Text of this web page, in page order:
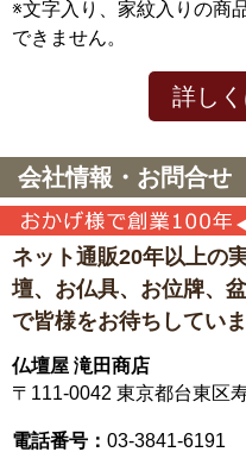
※文字入り、家紋入りの商
できません。
詳し
会社情報・お問合せ
ネット通販20年以上の
壇、お仏具、お位牌、
で皆様をお待ちしていま
仏壇屋 滝田商店
〒111-0042 東京都台東区
電話番号： 03-3841-6191